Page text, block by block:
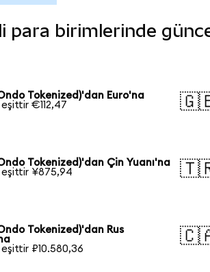
para birimlerinde
Tokenized)'dan Euro'na
eşittir €112,47
Tokenized)'dan Çin Yuanı'na
eşittir ¥875,94
Tokenized)'dan Rus
eşittir ₽10.580,36